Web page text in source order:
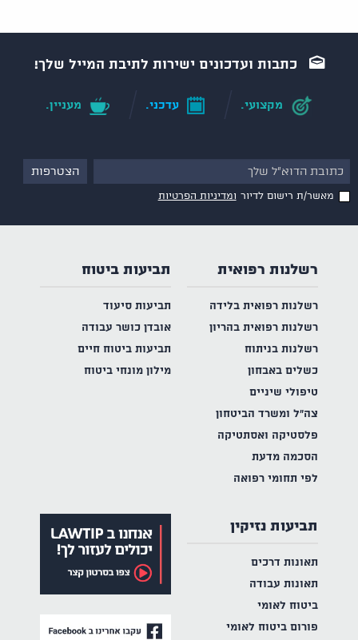
כתבות ועדכונים ישירות לתיבת המייל שלך!
מקצועי. עדכני. מעניין.
מאשר/ת רישום לדיור ומדיניות הפרטיות
רשלנות רפואית
רשלנות רפואית בלידה
רשלנות רפואית בהריון
רשלנות בניתוח
כשלים באבחון
טיפולי שיניים
צה"ל ומשרד הביטחון
פלסטיקה ואסתטיקה
הסכמה מדעת
לפי תחומי רפואה
תביעות ביטוח
תביעות סיעוד
אובדן כושר עבודה
תביעות ביטוח חיים
מילון מונחי ביטוח
תביעות נזיקין
תאונות דרכים
תאונות עבודה
ביטוח לאומי
פורום ביטוח לאומי